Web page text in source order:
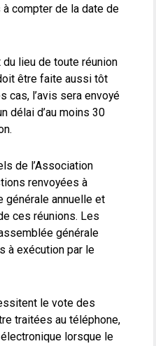
compter de la date de
du lieu de toute réunion
être faite aussi tôt
cas, l’avis sera envoyé
délai d’au moins 30
de l’Association
renvoyées à
générale annuelle et
ces réunions. Les
générale
à exécution par le
le vote des
traitées au téléphone,
lorsque le